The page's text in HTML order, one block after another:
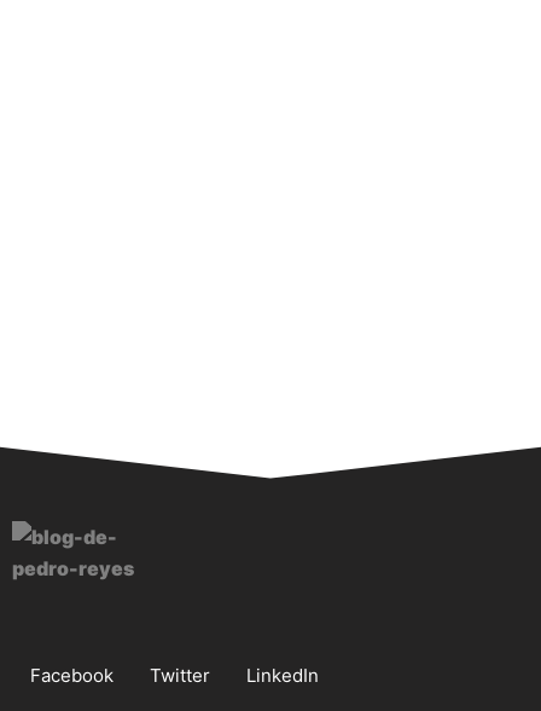
Facebook Twitter LinkedIn